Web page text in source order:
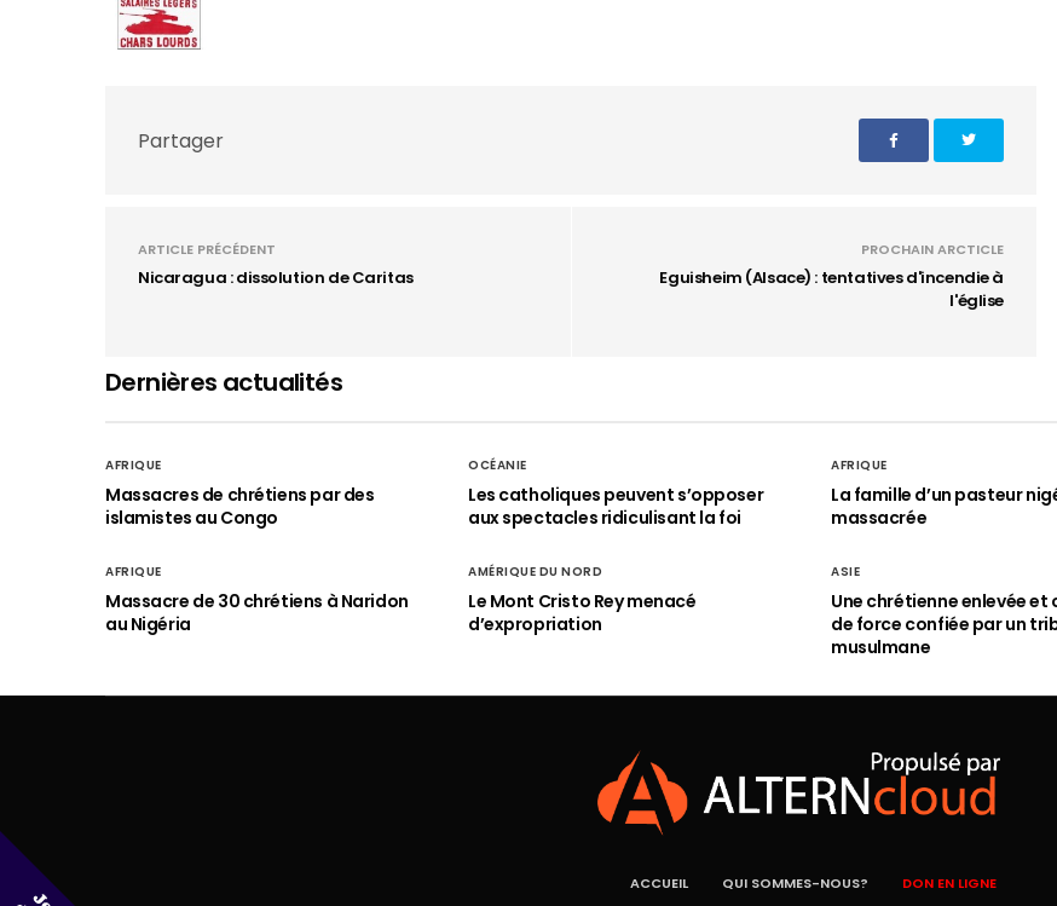
Partager
ARTICLE PRÉCÉDENT
Nicaragua : dissolution de Caritas
PROCHAIN ARCTICLE
Eguisheim (Alsace) : tentatives d'incendie à
l'église
Dernières actualités
AFRIQUE
Massacres de chrétiens par des
islamistes au Congo
OCÉANIE
Les catholiques peuvent s’opposer
aux spectacles ridiculisant la foi
AFRIQUE
La famille d’un pasteur
massacrée
AFRIQUE
Massacre de 30 chrétiens à Naridon
au Nigéria
AMÉRIQUE DU NORD
Le Mont Cristo Rey menacé
d’expropriation
ASIE
Une chrétienne enlevée et
de force confiée par un
musulmane
ACCUEIL QUI SOMMES-NOUS? DON EN LIGNE